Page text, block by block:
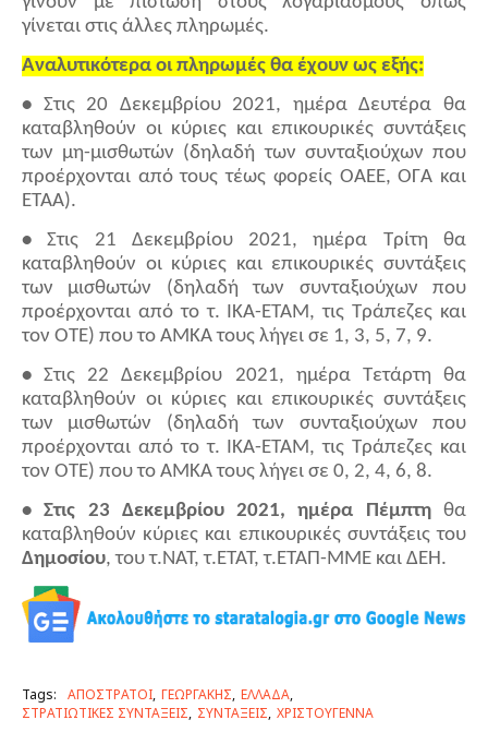
γίνεται στις άλλες πληρωμές.
Αναλυτικότερα οι πληρωμές θα έχουν ως εξής:
• Στις 20 Δεκεμβρίου 2021, ημέρα Δευτέρα θα
καταβληθούν οι κύριες και επικουρικές συντάξεις
των μη-μισθωτών (δηλαδή των συνταξιούχων που
προέρχονται από τους τέως φορείς ΟΑΕΕ, ΟΓΑ και
ΕΤΑΑ).
• Στις 21 Δεκεμβρίου 2021, ημέρα Τρίτη θα
καταβληθούν οι κύριες και επικουρικές συντάξεις
των μισθωτών (δηλαδή των συνταξιούχων που
προέρχονται από το τ. ΙΚΑ-ΕΤΑΜ, τις Τράπεζες και
τον ΟΤΕ) που το ΑΜΚΑ τους λήγει σε 1, 3, 5, 7, 9.
• Στις 22 Δεκεμβρίου 2021, ημέρα Τετάρτη θα
καταβληθούν οι κύριες και επικουρικές συντάξεις
των μισθωτών (δηλαδή των συνταξιούχων που
προέρχονται από το τ. ΙΚΑ-ΕΤΑΜ, τις Τράπεζες και
τον ΟΤΕ) που το ΑΜΚΑ τους λήγει σε 0, 2, 4, 6, 8.
• Στις 23 Δεκεμβρίου 2021, ημέρα Πέμπτηθα
καταβληθούν κύριες και επικουρικές συντάξεις του
Δημοσίου, του τ.ΝΑΤ, τ.ΕΤΑΤ, τ.ΕΤΑΠ-ΜΜΕ και ΔΕΗ.
Tags: ΑΠΟΣΤΡΑΤΟΙ ΓΕΩΡΓΑΚΗΣ ΕΛΛΑΔΑ
ΣΤΡΑΤΙΩΤΙΚΕΣ ΣΥΝΤΑΞΕΙΣ ΣΥΝΤΑΞΕΙΣ ΧΡΙΣΤΟΥΓΕΝΝΑ